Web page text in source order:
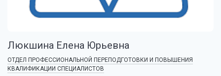
Люкшина Елена Юрьевна
ОТДЕЛ ПРОФЕССИОНАЛЬНОЙ ПЕРЕПОДГОТОВКИ И ПОВЫШЕНИЯ
КВАЛИФИКАЦИИ СПЕЦИАЛИСТОВ